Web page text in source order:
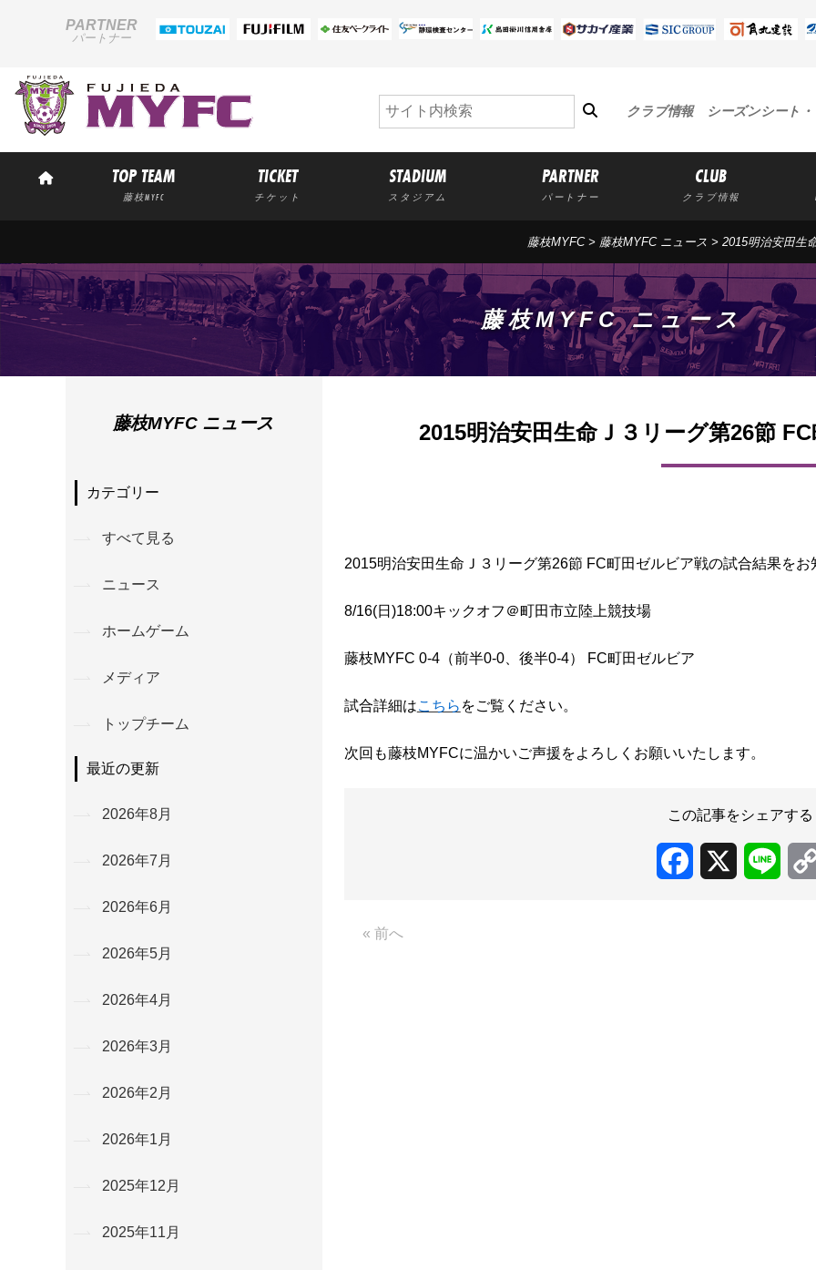
PARTNER
パートナー
クラブ情報 シーズンシート
TOP TEAM
藤枝MYFC
TICKET
チケット
STADIUM
スタジアム
PARTNER
パートナー
CLUB
クラブ情報
藤枝MYFC> 藤枝MYFC ニュース > 2015明治安田生
藤枝MYFC ニュース
2015明治安田生命Ｊ３リーグ第26節
2015明治安田生命Ｊ３リーグ第26節 FC町田ゼルビア戦の試合結果をお
8/16(日)18:00キックオフ＠町田市立陸上競技場
藤枝MYFC 0-4（前半0-0、後半0-4） FC町田ゼルビア
試合詳細はこちら をご覧ください。
次回も藤枝MYFCに温かいご声援をよろしくお願いいたします。
この記事をシェアする
Facebook Line
« 前へ
藤枝MYFC ニュース
カテゴリー
すべて見る
ニュース
ホームゲーム
メディア
トップチーム
最近の更新
2026年8月
2026年7月
2026年6月
2026年5月
2026年4月
2026年3月
2026年2月
2026年1月
2025年12月
2025年11月